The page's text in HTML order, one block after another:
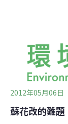
2012年05月06日
蘇花改的難題